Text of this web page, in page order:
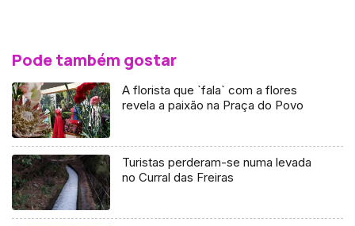
Pode também gostar
A florista que `fala` com a flores
revela a paixão na Praça do Povo
Turistas perderam-se numa levada
no Curral das Freiras